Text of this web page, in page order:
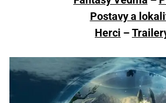
Postavy a
Herci –